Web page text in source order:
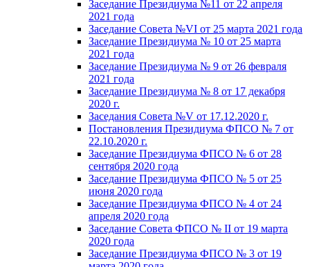
Заседание Президиума №11 от 22 апреля
2021 года
Заседание Совета №VI от 25 марта 2021 года
Заседание Президиума № 10 от 25 марта
2021 года
Заседание Президиума № 9 от 26 февраля
2021 года
Заседание Президиума № 8 от 17 декабря
2020 г.
Заседания Совета №V от 17.12.2020 г.
Постановления Президиума ФПСО № 7 от
22.10.2020 г.
Заседание Президиума ФПСО № 6 от 28
сентября 2020 года
Заседание Президиума ФПСО № 5 от 25
июня 2020 года
Заседание Президиума ФПСО № 4 от 24
апреля 2020 года
Заседание Совета ФПСО № II от 19 марта
2020 года
Заседание Президиума ФПСО № 3 от 19